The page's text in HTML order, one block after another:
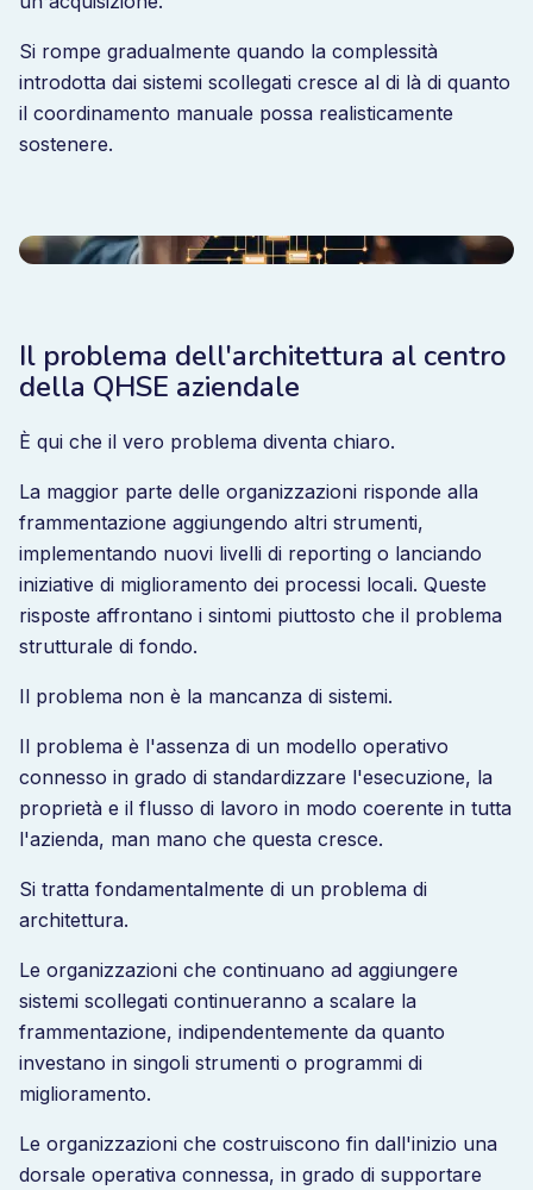
Si rompe gradualmente quando la complessità
introdotta dai sistemi scollegati cresce al di là di quanto
il coordinamento manuale possa realisticamente
sostenere.
Il problema dell'architettura al centro
della QHSE aziendale
È qui che il vero problema diventa chiaro.
La maggior parte delle organizzazioni risponde alla
frammentazione aggiungendo altri strumenti,
implementando nuovi livelli di reporting o lanciando
iniziative di miglioramento dei processi locali. Queste
risposte affrontano i sintomi piuttosto che il problema
strutturale di fondo.
Il problema non è la mancanza di sistemi.
Il problema è l'assenza di un modello operativo
connesso in grado di standardizzare l'esecuzione, la
proprietà e il flusso di lavoro in modo coerente in tutta
l'azienda, man mano che questa cresce.
Si tratta fondamentalmente di un problema di
architettura.
Le organizzazioni che continuano ad aggiungere
sistemi scollegati continueranno a scalare la
frammentazione, indipendentemente da quanto
investano in singoli strumenti o programmi di
miglioramento.
Le organizzazioni che costruiscono fin dall'inizio una
dorsale operativa connessa, in grado di supportare